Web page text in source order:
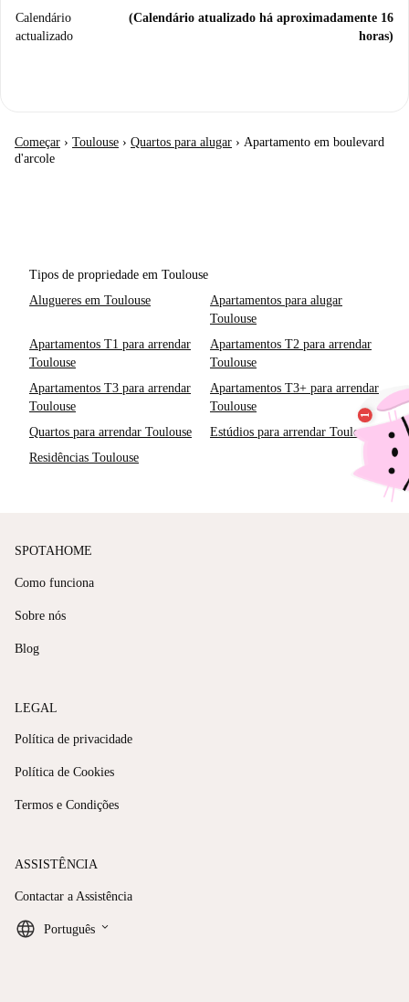
Calendário
actualizado
(Calendário atualizado há aproximadamente 16
horas)
Começar › Toulouse › Quartos para alugar › Apartamento em boulevard
d'arcole
Tipos de propriedade em Toulouse
Alugueres em Toulouse
Apartamentos para alugar
Toulouse
Apartamentos T1 para arrendar
Toulouse
Apartamentos T2 para arrendar
Toulouse
Apartamentos T3 para arrendar
Toulouse
Apartamentos T3+ para arrendar
Toulouse
Quartos para arrendar Toulouse
Estúdios para arrendar Toulouse
Residências Toulouse
SPOTAHOME
Como funciona
Sobre nós
Blog
LEGAL
Política de privacidade
Política de Cookies
Termos e Condições
ASSISTÊNCIA
Contactar a Assistência
Português keyboard_arrow_down